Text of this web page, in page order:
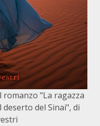
"La ragazza
del Sinai", di